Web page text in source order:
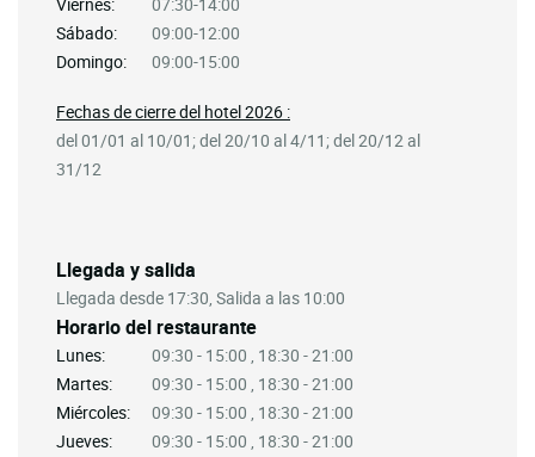
Sábado:
09:00-12:00
Domingo:
09:00-15:00
Llegada y salida
Llegada desde 17:30, Salida a las 10:00
Horario del restaurante
Lunes:
09:30 - 15:00 , 18:30 - 21:00
Martes:
09:30 - 15:00 , 18:30 - 21:00
Miércoles:
09:30 - 15:00 , 18:30 - 21:00
Jueves:
09:30 - 15:00 , 18:30 - 21:00
Fechas de cierre del hotel 2026 :
del 01/01 al 10/01; del 20/10 al 4/11; del 20/12 al
31/12